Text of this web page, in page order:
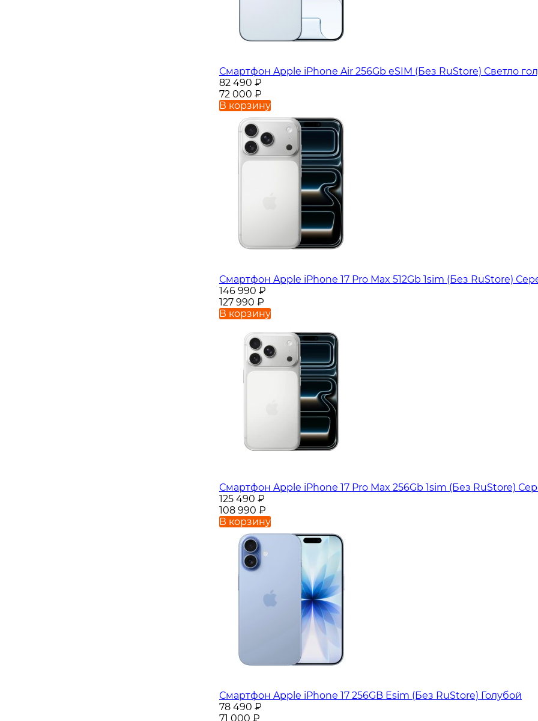
Смартфон Apple iPhone Air 256Gb eSIM (Без RuStore) Светло
82 490 ₽
72 000 ₽
В корзину
Смартфон Apple iPhone 17 Pro Max 512Gb 1sim (Без RuStore)
146 990 ₽
127 990 ₽
В корзину
Смартфон Apple iPhone 17 Pro Max 256Gb 1sim (Без RuStore)
125 490 ₽
108 990 ₽
В корзину
Смартфон Apple iPhone 17 256GB Esim (Без RuStore) Голубой
78 490 ₽
71 000 ₽